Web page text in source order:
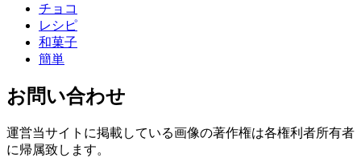
チョコ
レシピ
和菓子
簡単
お問い合わせ
運営当サイトに掲載している画像の著作権は各権利者所有者
に帰属致します。